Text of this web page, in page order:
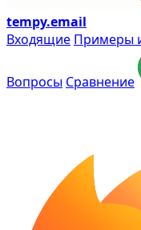
tempy.email
Входящие Примеры
Вопросы Сравнение